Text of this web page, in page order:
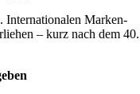
Internationalen Marken-
– kurz nach dem 40.